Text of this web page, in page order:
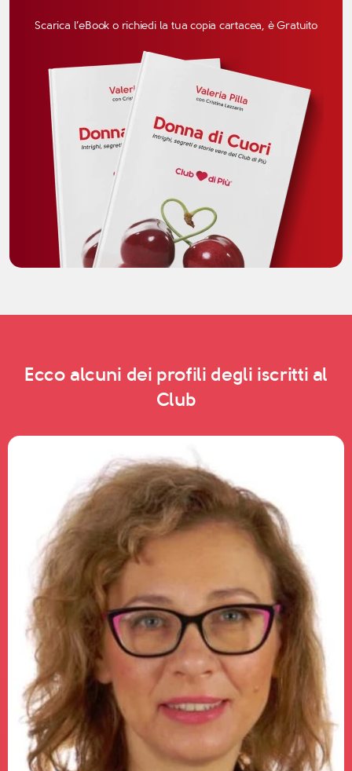
Scarica l’eBook o richiedi la tua copia cartacea, è Gratuito
Ecco alcuni dei profili degli iscritti al
Club